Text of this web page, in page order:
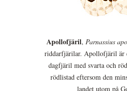
Apollofjäril, Parnassius
riddarfjärilar. Apollofjäril är
dagfjäril med svarta och
rödlistad eftersom den
landet utom på